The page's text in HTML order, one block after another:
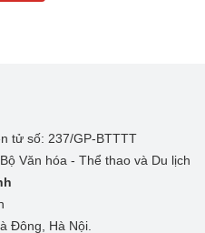
tử số: 237/GP-BTTTT
Văn hóa - Thể thao và Du lịch
Đông, Hà Nội.